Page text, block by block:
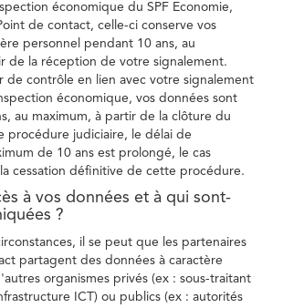
économique du SPF Economie,
de contact, celle-ci conserve vos
personnel pendant 10 ans, au
de la réception de votre signalement.
de contrôle en lien avec votre signalement
économique, vos données sont
au maximum, à partir de la clôture du
procédure judiciaire, le délai de
de 10 ans est prolongé, le cas
cessation définitive de cette procédure.
à vos données et à qui sont-
?
il se peut que les partenaires
partagent des données à caractère
organismes privés (ex : sous-traitant
ICT) ou publics (ex : autorités